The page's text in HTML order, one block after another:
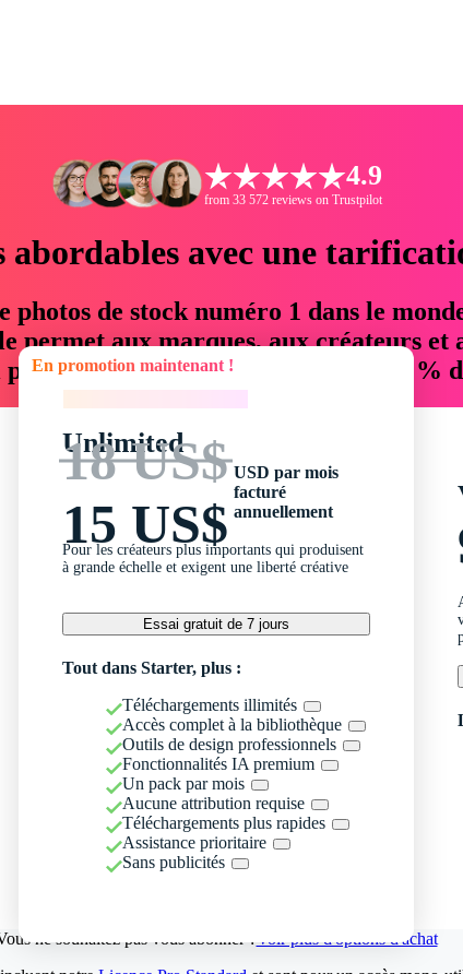
4.9
from 33 572 reviews on Trustpilot
abordables avec une
photos de stock numéro 1 dans le
permet aux marques, aux créateurs et
d'économiser jusqu'à 76 %
En promotion maintenant !
Unlimited
18 US$
15 US$
USD par mois
facturé
annuellement
Pour les créateurs plus importants qui produisent
à grande échelle et exigent une liberté créative
Essai gratuit de 7 jours
Tout dans Starter, plus :
Téléchargements illimités
Accès complet à la bibliothèque
Outils de design professionnels
Fonctionnalités IA premium
Un pack par mois
Aucune attribution requise
Téléchargements plus rapides
Assistance prioritaire
Sans publicités
ne souhaitez pas vous abonner ?Voir plus d'options d'achat